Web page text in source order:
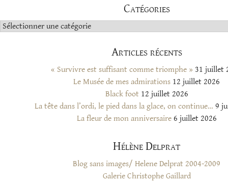
Catégories
Catégories
Articles récents
« Survivre est suffisant comme triomphe » 31 juillet
Le Musée de mes admirations 12 juillet 2026
Black foot 12 juillet 2026
La tête dans l’ordi, le pied dans la glace, on continue… 9
La fleur de mon anniversaire 6 juillet 2026
Hélène Delprat
Blog sans images/ Helene Delprat 2004-2009
Galerie Christophe Gaillard